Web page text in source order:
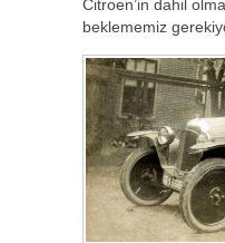
Citroen’in dahil
beklememiz